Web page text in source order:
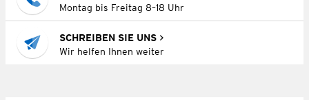
Montag bis Freitag 8–18 Uhr
SCHREIBEN SIE UNS
Wir helfen Ihnen weiter